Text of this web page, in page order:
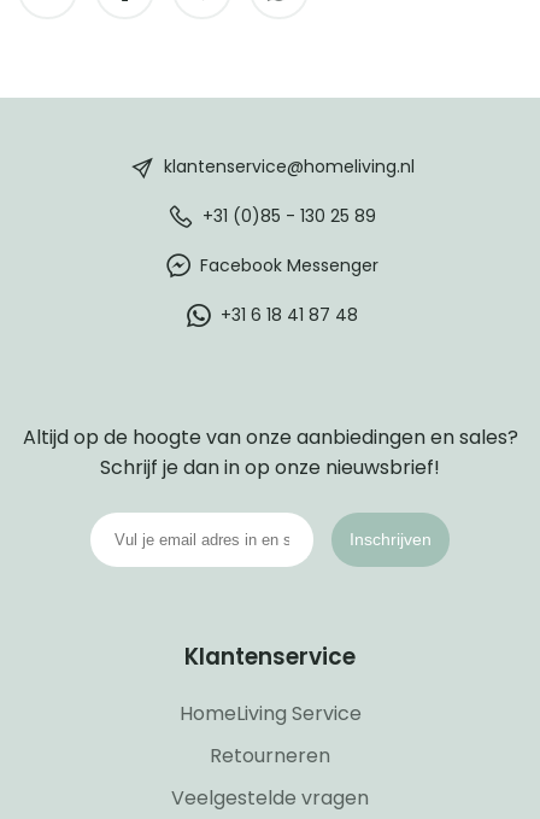
klantenservice@homeliving.nl
+31 (0)85 - 130 25 89
Facebook Messenger
+31 6 18 41 87 48
Altijd op de hoogte van onze aanbiedingen en sales?
Schrijf je dan in op onze nieuwsbrief!
Inschrijven
Klantenservice
HomeLiving Service
Retourneren
Veelgestelde vragen